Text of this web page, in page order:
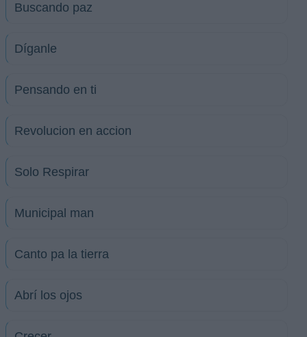
Buscando paz
Díganle
Pensando en ti
Revolucion en accion
Solo Respirar
Municipal man
Canto pa la tierra
Abrí los ojos